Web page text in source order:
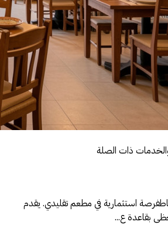
ذات الصلة
استثمارية في مطعم تقليدي. يقدم
بقاعدة ع...